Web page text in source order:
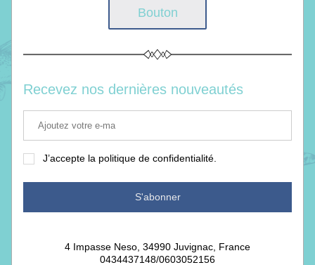
Bouton
Recevez nos dernières nouveautés
J’accepte la politique de confidentialité.
S'abonner
4 Impasse Neso, 34990 Juvignac, France
0434437148/0603052156